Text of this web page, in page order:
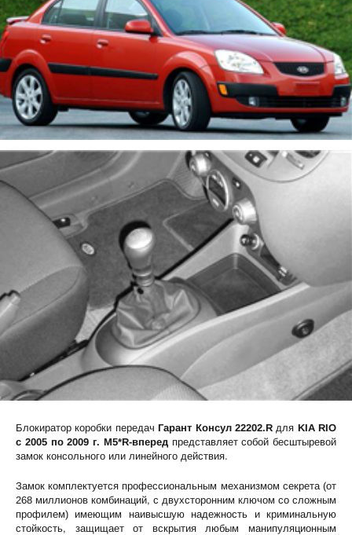
Блокиратор коробки передачГарант Консул 22202.Rдля KIA RIO
c 2005 по 2009 г. М5*R-впередпредставляет собой бесштыревой
замок консольного или линейного действия.
Замок комплектуется профессиональным механизмом секрета (от
268 миллионов комбинаций, с двухсторонним ключом со сложным
профилем) имеющим наивысшую надежность и криминальную
стойкость, защищает от вскрытия любым манипуляционным